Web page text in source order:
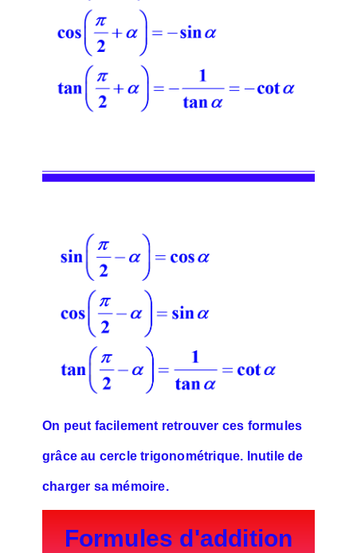
On peut facilement retrouver ces formules
grâce au cercle trigonométrique. Inutile de
charger sa mémoire.
Formules d'addition